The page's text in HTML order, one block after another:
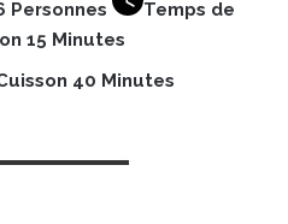
Personnes
Temps de
15 Minutes
40 Minutes